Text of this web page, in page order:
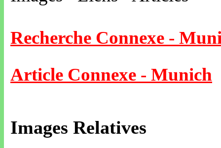
Recherche Connexe -
Article Connexe - Munich
Images Relatives